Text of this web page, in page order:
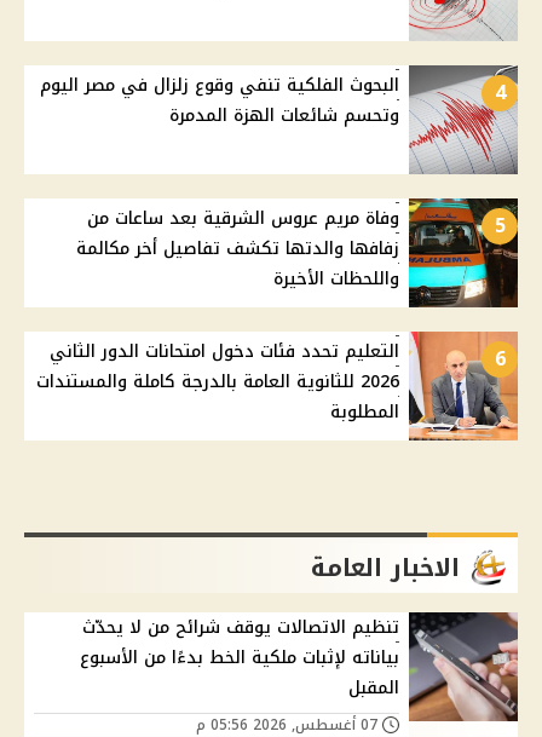
4
البحوث الفلكية تنفي وقوع زلزال في مصر اليوم
وتحسم شائعات الهزة المدمرة
5
وفاة مريم عروس الشرقية بعد ساعات من
زفافها والدتها تكشف تفاصيل أخر مكالمة
واللحظات الأخيرة
6
التعليم تحدد فئات دخول امتحانات الدور الثاني
2026 للثانوية العامة بالدرجة كاملة والمستندات
المطلوبة
الاخبار العامة
تنظيم الاتصالات يوقف شرائح من لا يحدّث
بياناته لإثبات ملكية الخط بدءًا من الأسبوع
المقبل